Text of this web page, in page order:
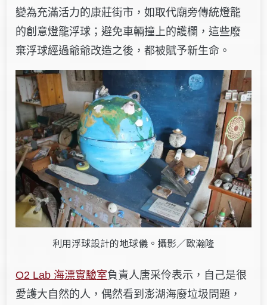
變為充滿活力的康莊街市，如取代廟旁傳統燈籠
的創意燈籠浮球；避免車輛撞上的護欄，這些廢
棄浮球經過爺爺改造之後，都被賦予新生命。
利用浮球設計的地球儀。攝影／歐瀚隆
O2 Lab 海漂實驗室負責人唐采伶表示，自己是很
愛護大自然的人，偶然看到澎湖海廢垃圾問題，